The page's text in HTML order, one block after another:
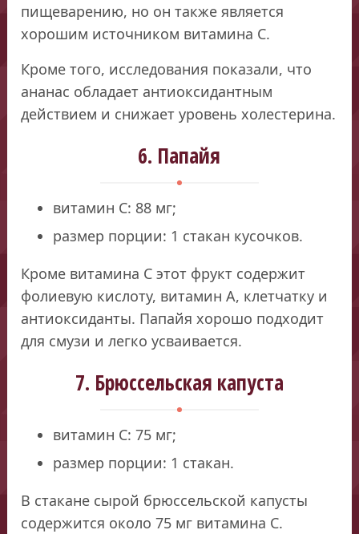
пищеварению, но он также является
хорошим источником витамина С.
Кроме того, исследования показали, что
ананас обладает антиоксидантным
действием и снижает уровень холестерина.
6. Папайя
витамин С: 88 мг;
размер порции: 1 стакан кусочков.
Кроме витамина С этот фрукт содержит
фолиевую кислоту, витамин А, клетчатку и
антиоксиданты. Папайя хорошо подходит
для смузи и легко усваивается.
7. Брюссельская капуста
витамин С: 75 мг;
размер порции: 1 стакан.
В стакане сырой брюссельской капусты
содержится около 75 мг витамина С.